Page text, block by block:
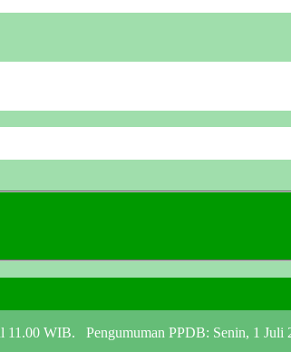
11.00 WIB. Pengumuman PPDB: Senin, 1 Juli